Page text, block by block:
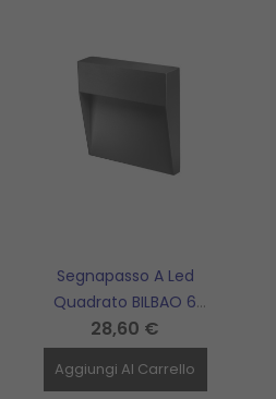
Segnapasso A Led
Quadrato BILBAO 6
SQUARED Antracite 6W Per
Applicazioni A Parete BOT
LIGHTING - BILBAO6GQ
28,60 €
Aggiungi Al Carrello